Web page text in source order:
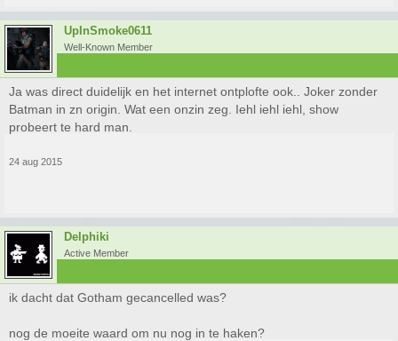
UpInSmoke0611
Well-Known Member
Ja was direct duidelijk en het internet ontplofte ook.. Joker zonder
Batman in zn origin. Wat een onzin zeg. Iehl iehl iehl, show
probeert te hard man.
24 aug 2015
Delphiki
Active Member
ik dacht dat Gotham gecancelled was?
nog de moeite waard om nu nog in te haken?